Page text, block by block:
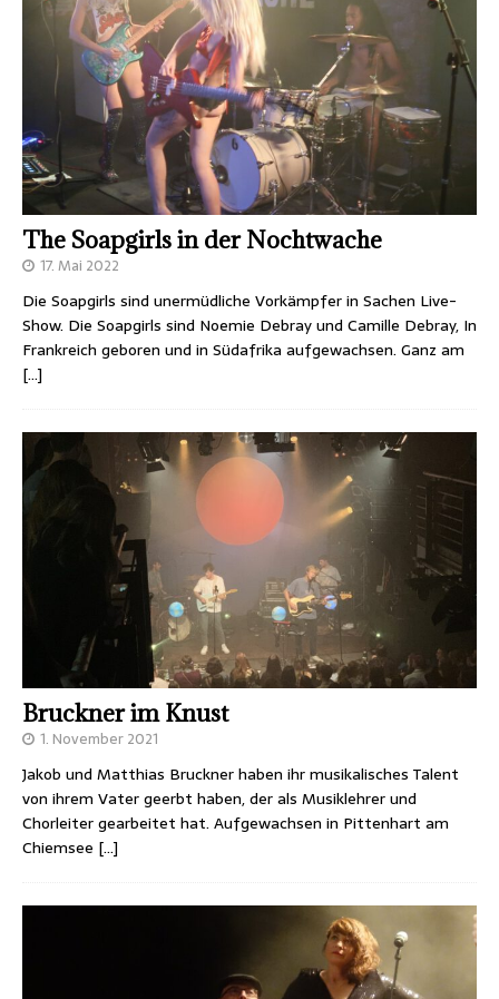
The Soapgirls in der Nochtwache
17. Mai 2022
Die Soapgirls sind unermüdliche Vorkämpfer in Sachen Live-
Show. Die Soapgirls sind Noemie Debray und Camille Debray, In
Frankreich geboren und in Südafrika aufgewachsen. Ganz am
[…]
Bruckner im Knust
1. November 2021
Jakob und Matthias Bruckner haben ihr musikalisches Talent
von ihrem Vater geerbt haben, der als Musiklehrer und
Chorleiter gearbeitet hat. Aufgewachsen in Pittenhart am
Chiemsee […]